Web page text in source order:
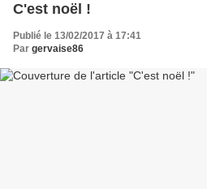
C'est noël !
Publié le 13/02/2017 à 17:41
Par gervaise86